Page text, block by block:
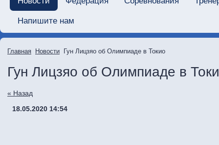
Напишите нам
Главная Новости Гун Лицзяо об Олимпиаде в Токио
Гун Лицзяо об Олимпиаде в
« Назад
18.05.2020 14:54